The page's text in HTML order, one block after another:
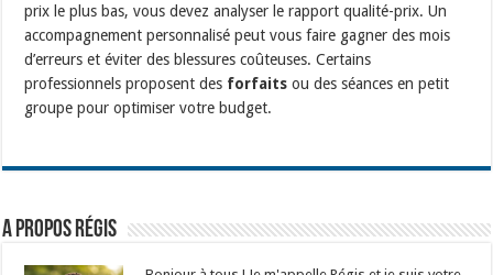
prix le plus bas, vous devez analyser le rapport qualité-prix. Un
accompagnement personnalisé peut vous faire gagner des mois
d’erreurs et éviter des blessures coûteuses. Certains
professionnels proposent des forfaits ou des séances en petit
groupe pour optimiser votre budget.
A propos Régis